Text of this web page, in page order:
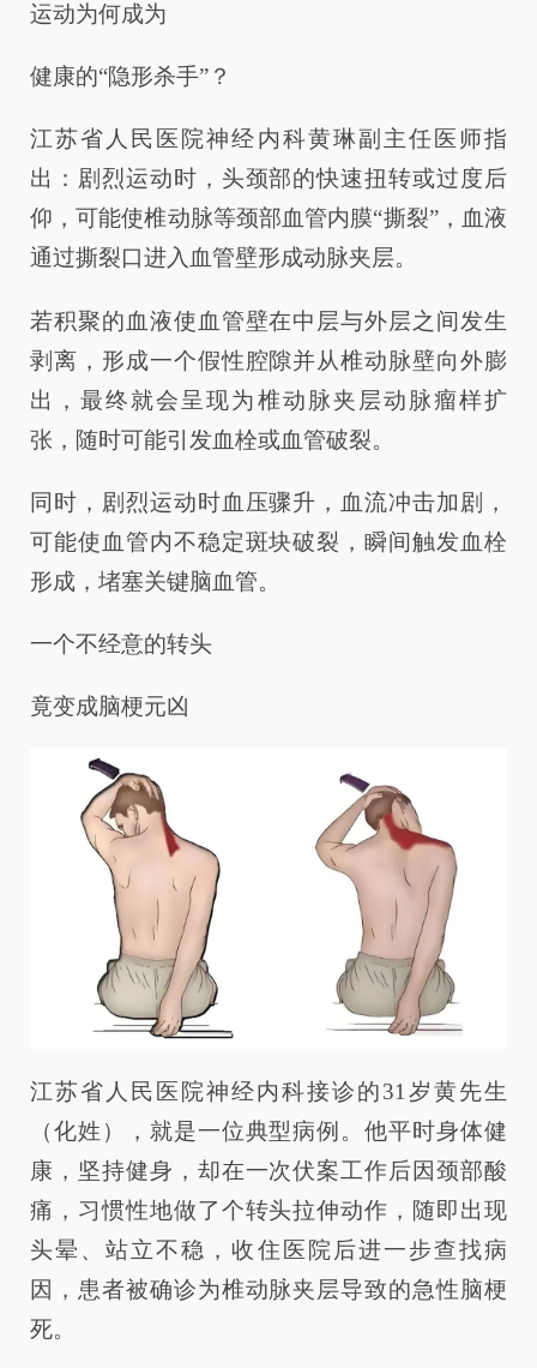
运动为何成为
健康的“隐形杀手”？
江苏省人民医院神经内科黄琳副主任医师指
出：剧烈运动时，头颈部的快速扭转或过度后
仰，可能使椎动脉等颈部血管内膜“撕裂”，血液
通过撕裂口进入血管壁形成动脉夹层。
若积聚的血液使血管壁在中层与外层之间发生
剥离，形成一个假性腔隙并从椎动脉壁向外膨
出，最终就会呈现为椎动脉夹层动脉瘤样扩
张，随时可能引发血栓或血管破裂。
同时，剧烈运动时血压骤升，血流冲击加剧，
可能使血管内不稳定斑块破裂，瞬间触发血栓
形成，堵塞关键脑血管。
一个不经意的转头
竟变成脑梗元凶
江苏省人民医院神经内科接诊的31岁黄先生
（化姓），就是一位典型病例。他平时身体健
康，坚持健身，却在一次伏案工作后因颈部酸
痛，习惯性地做了个转头拉伸动作，随即出现
头晕、站立不稳，收住医院后进一步查找病
因，患者被确诊为椎动脉夹层导致的急性脑梗
死。